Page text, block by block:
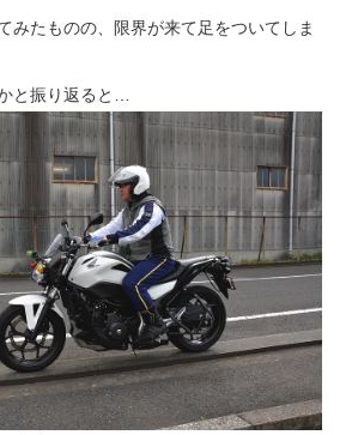
みたものの、限界が来て足をついてしま
と振り返ると…